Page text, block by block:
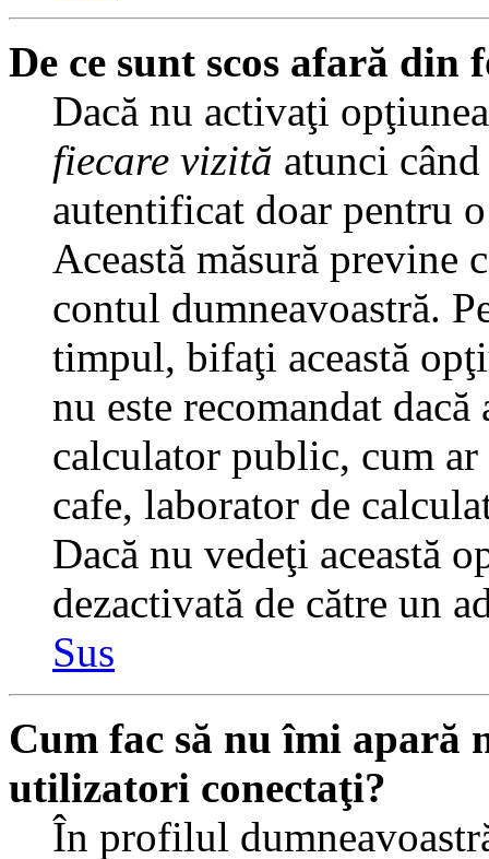
De ce sunt scos afară din
Dacă nu activaţi
fiecare vizită atunci
autentificat doar pentru
Această măsură previne
contul dumneavoastră.
timpul, bifaţi această
nu este recomandat
calculator public, cum
cafe, laborator de
Dacă nu vedeţi această
dezactivată de către un
Sus
Cum fac să nu îmi apară
utilizatori conectaţi?
În profilul